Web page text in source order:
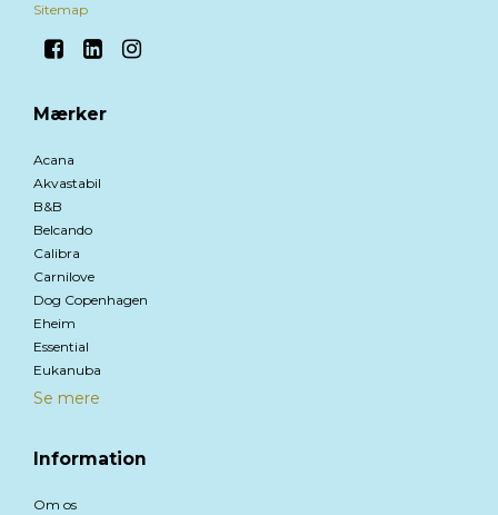
Sitemap
Mærker
Acana
Akvastabil
B&B
Belcando
Calibra
Carnilove
Dog Copenhagen
Eheim
Essential
Eukanuba
Se mere
Information
Om os